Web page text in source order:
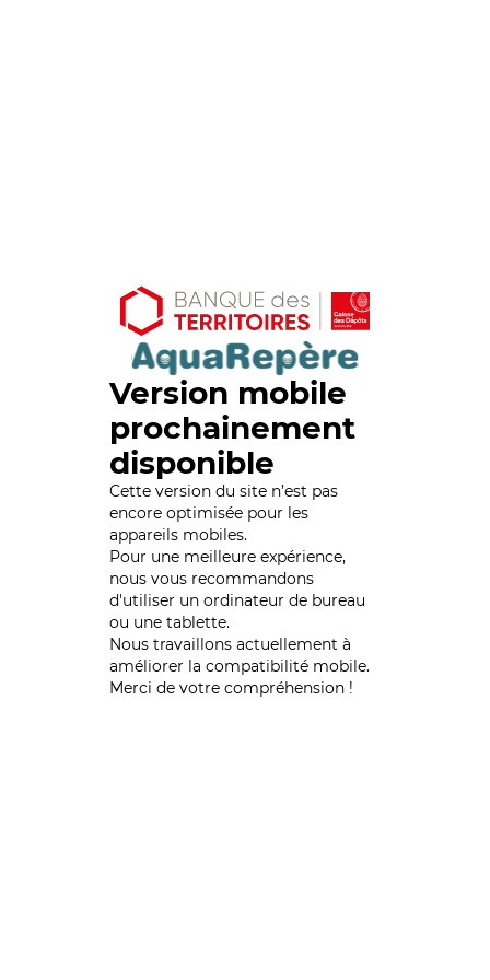
Version mobile
prochainement
disponible
Cette version du site n’est pas
encore optimisée pour les
appareils mobiles.
Pour une meilleure expérience,
nous vous recommandons
d'utiliser un ordinateur de bureau
ou une tablette.
Nous travaillons actuellement à
améliorer la compatibilité mobile.
Merci de votre compréhension !